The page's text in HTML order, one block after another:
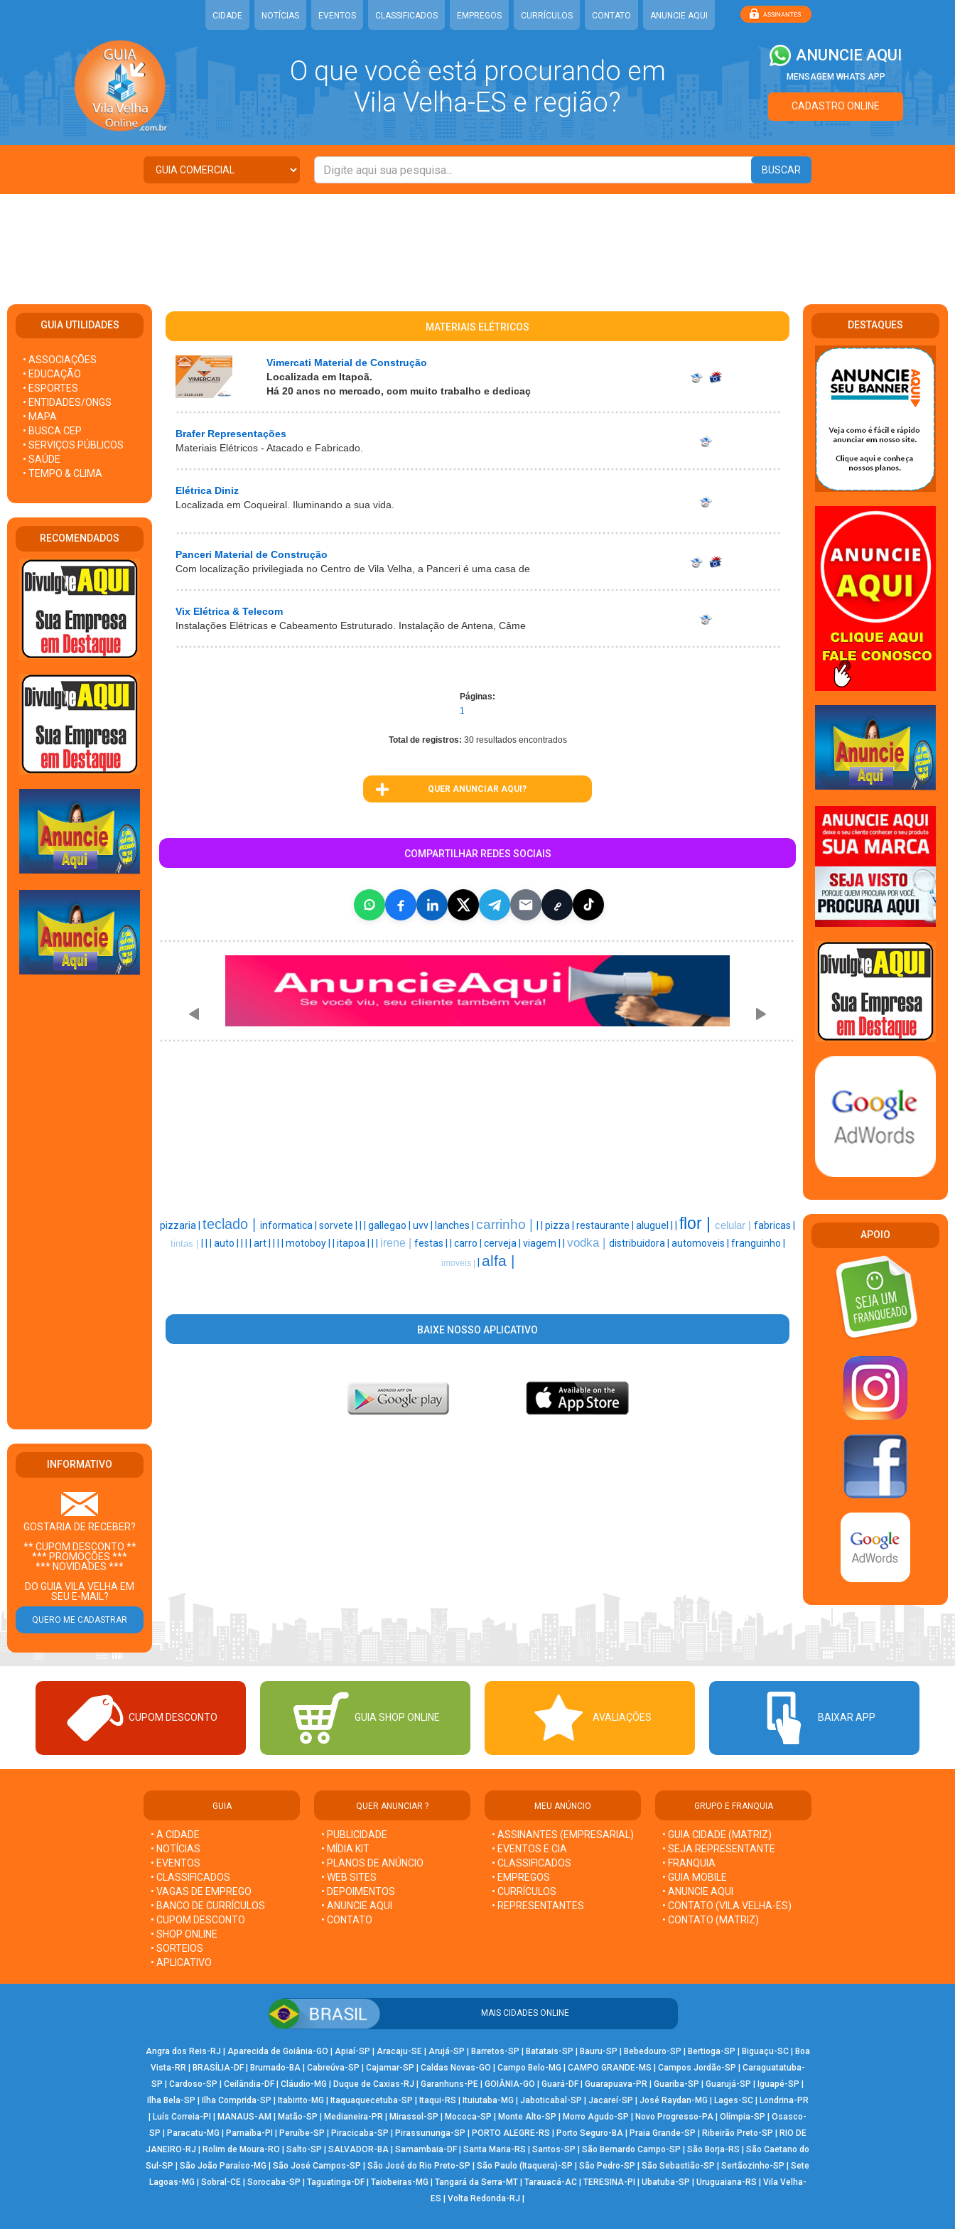
CIDADE NOTÍCIAS EVENTOS CLASSIFICADOS EMPREGOS CURRÍCULOS CONTATO ANUNCIE AQUI
O que você está procurando em
Vila Velha-ES e região?
ANUNCIE AQUI
MENSAGEM WHATS APP
CADASTRO ONLINE
GUIA UTILIDADES
• ASSOCIAÇÕES
• EDUCAÇÃO
• ESPORTES
• ENTIDADES/ONGS
• MAPA
• BUSCA CEP
• SERVIÇOS PÚBLICOS
• SAÚDE
• TEMPO & CLIMA
RECOMENDADOS
INFORMATIVO
GOSTARIA DE RECEBER?
** CUPOM DESCONTO **
*** PROMOÇÕES ***
*** NOVIDADES ***
DO GUIA VILA VELHA EM
SEU E-MAIL?
MATERIAIS ELÉTRICOS
Vimercati Material de Construção
Localizada em Itapoã.
Há 20 anos no mercado, com muito trabalho e dedicaç
Brafer Representações
Materiais Elétricos - Atacado e Fabricado.
Elétrica Diniz
Localizada em Coqueiral. Iluminando a sua vida.
Panceri Material de Construção
Com localização privilegiada no Centro de Vila Velha, a Panceri é uma casa de
Vix Elétrica & Telecom
Instalações Elétricas e Cabeamento Estruturado. Instalação de Antena, Câme
Páginas:
1
Total de registros: 30 resultados encontrados
QUER ANUNCIAR AQUI?
COMPARTILHAR REDES SOCIAIS
pizzaria | teclado | informatica | sorvete | gallegao | uvv | lanches | carrinho | pizza | restaurante | aluguel | flor | celular | fabricas |
tintas | auto | art | motoboy | itapoa | irene | festas | carro | cerveja | viagem | vodka | distribuidora | automoveis | franguinho |
imoveis | alfa |
BAIXE NOSSO APLICATIVO
DESTAQUES
APOIO
CUPOM DESCONTO GUIA SHOP ONLINE AVALIAÇÕES BAIXAR APP
GUIA
• A CIDADE
• NOTÍCIAS
• EVENTOS
• CLASSIFICADOS
• VAGAS DE EMPREGO
• BANCO DE CURRÍCULOS
• CUPOM DESCONTO
• SHOP ONLINE
• SORTEIOS
• APLICATIVO
QUER ANUNCIAR ?
• PUBLICIDADE
• MÍDIA KIT
• PLANOS DE ANÚNCIO
• WEB SITES
• DEPOIMENTOS
• ANUNCIE AQUI
• CONTATO
MEU ANÚNCIO
• ASSINANTES (EMPRESARIAL)
• EVENTOS E CIA
• CLASSIFICADOS
• EMPREGOS
• CURRÍCULOS
• REPRESENTANTES
GRUPO E FRANQUIA
• GUIA CIDADE (MATRIZ)
• SEJA REPRESENTANTE
• FRANQUIA
• GUIA MOBILE
• ANUNCIE AQUI
• CONTATO (VILA VELHA-ES)
• CONTATO (MATRIZ)
MAIS CIDADES ONLINE
Angra dos Reis-RJ | Aparecida de Goiânia-GO | Apiaí-SP | Aracaju-SE| Arujá-SP | Barretos-SP | Batatais-SP | Bauru-SP | Bebedouro-SP | Bertioga-SP | Biguaçu-SC| Boa
Vista-RR | BRASÍLIA-DF| Brumado-BA| Cabreúva-SP | Cajamar-SP | Caldas Novas-GO | Campo Belo-MG | CAMPO GRANDE-MS | Campos Jordão-SP | Caraguatatuba-
SP | Cardoso-SP | Ceilândia-DF | Cláudio-MG | Duque de Caxias-RJ | Garanhuns-PE | GOIÂNIA-GO | Guará-DF | Guarapuava-PR | Guariba-SP | Guarujá-SP | Iguapé-SP |
Ilha Bela-SP | Ilha Comprida-SP | Itabirito-MG | Itaquaquecetuba-SP | Itaqui-RS | Ituiutaba-MG | Jaboticabal-SP | Jacareí-SP | José Raydan-MG | Lages-SC| Londrina-PR
| Luís Correia-PI | MANAUS-AM | Matão-SP | Medianeira-PR | Mirassol-SP | Mococa-SP | Monte Alto-SP | Morro Agudo-SP | Novo Progresso-PA | Olímpia-SP | Osasco-
SP | Paracatu-MG | Parnaíba-PI | Peruíbe-SP | Piracicaba-SP | Pirassununga-SP | PORTO ALEGRE-RS | Porto Seguro-BA| Praia Grande-SP | Ribeirão Preto-SP | RIO DE
JANEIRO-RJ | Rolim de Moura-RO | Salto-SP | SALVADOR-BA | Samambaia-DF | Santa Maria-RS | Santos-SP | São Bernardo Campo-SP | São Borja-RS | São Caetano do
Sul-SP | São João Paraíso-MG | São José Campos-SP | São José do Rio Preto-SP | São Paulo (Itaquera)-SP | São Pedro-SP | São Sebastião-SP | Sertãozinho-SP | Sete
Lagoas-MG | Sobral-CE| Sorocaba-SP | Taguatinga-DF| Taiobeiras-MG | Tangará da Serra-MT| Tarauacá-AC| TERESINA-PI | Ubatuba-SP | Uruguaiana-RS | Vila Velha-
ES | Volta Redonda-RJ |